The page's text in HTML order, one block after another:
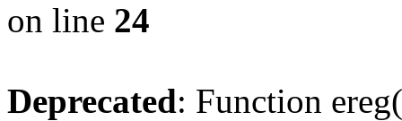
on line 24
Deprecated: Function